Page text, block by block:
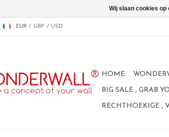
EUR / GBP / USD
HOME
BIG SALE , GRAB
RECHTHOEKIGE ,
Wij slaan cookies op